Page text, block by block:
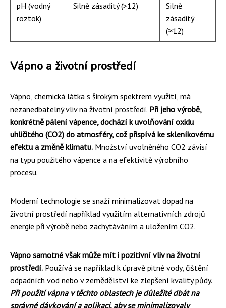
pH (vodný
roztok)
Silně zásaditý (>12)
Silně
zásaditý
(≈12)
Vápno a životní prostředí
Vápno, chemická látka s širokým spektrem využití, má
nezanedbatelný vliv na životní prostředí. Při jeho výrobě,
konkrétně pálení vápence, dochází k uvolňování oxidu
uhličitého (CO2) do atmosféry, což přispívá ke skleníkovému
efektu a změně klimatu. Množství uvolněného CO2 závisí
na typu použitého vápence a na efektivitě výrobního
procesu.
Moderní technologie se snaží minimalizovat dopad na
životní prostředí například využitím alternativních zdrojů
energie při výrobě nebo zachytáváním a uložením CO2.
Vápno samotné však může mít i pozitivní vliv na životní
prostředí. Používá se například k úpravě pitné vody, čištění
odpadních vod nebo v zemědělství ke zlepšení kvality půdy.
Při použití vápna v těchto oblastech je důležité dbát na
správné dávkování a aplikaci, aby se minimalizovaly